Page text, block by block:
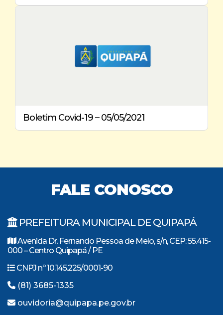
Boletim Covid-19 – 05/05/2021
FALE CONOSCO
PREFEITURA MUNICIPAL DE QUIPAPÁ
Avenida Dr. Fernando Pessoa de Melo, s/n, CEP: 55.415-
000 – Centro Quipapá / PE
CNPJ nº 10.145.225/0001-90
(81) 3685-1335
ouvidoria@quipapa.pe.gov.br